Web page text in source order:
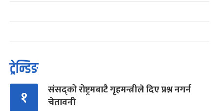
ट्रेन्डिङ
१
संसद्को रोष्ट्रमबाटै गृहमन्त्रीले दिए प्रश्न नगर्न
चेतावनी